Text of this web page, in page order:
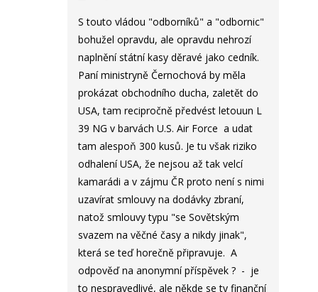
S touto vládou "odborníků" a "odbornic"
bohužel opravdu, ale opravdu nehrozí
naplnění státní kasy děravé jako cedník.
Paní ministryně Černochová by měla
prokázat obchodního ducha, zaletět do
USA, tam recipročně předvést letouun L
39 NG v barvách U.S. Air Force a udat
tam alespoň 300 kusů. Je tu však riziko
odhalení USA, že nejsou až tak velcí
kamarádi a v zájmu ČR proto není s nimi
uzavírat smlouvy na dodávky zbraní,
natož smlouvy typu "se Sovětským
svazem na věčné časy a nikdy jinak",
která se teď horečně připravuje. A
odpověď na anonymní příspěvek ? - je
to nespravedlivé, ale někde se ty finanční